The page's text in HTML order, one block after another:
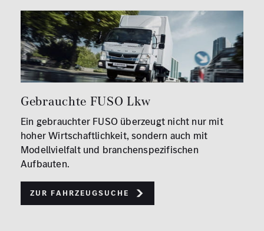
Gebrauchte FUSO Lkw
Ein gebrauchter FUSO überzeugt nicht nur mit
hoher Wirtschaftlichkeit, sondern auch mit
Modellvielfalt und branchenspezifischen
Aufbauten.
Zur Fahrzeugsuche